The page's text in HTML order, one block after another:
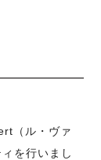
（ル・ヴァ
を行いまし